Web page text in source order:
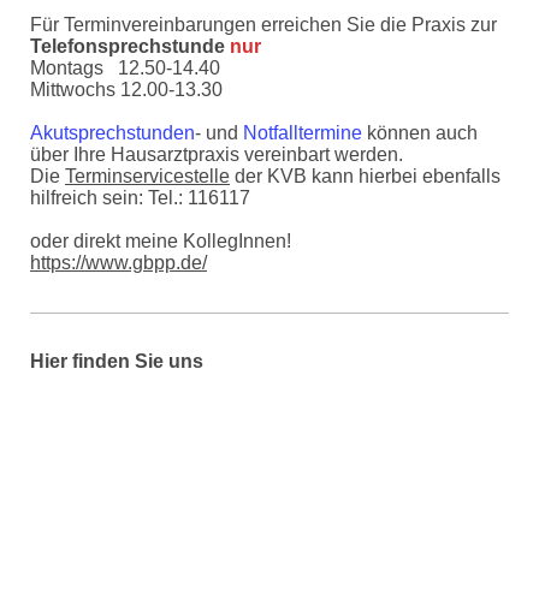
Für Terminvereinbarungen erreichen Sie die Praxis zur
Telefonsprechstunde nur
Montags 12.50-14.40
Mittwochs 12.00-13.30
Akutsprechstunden- und Notfalltermine können auch
über Ihre Hausarztpraxis vereinbart werden.
Die Terminservicestelle der KVB kann hierbei ebenfalls
hilfreich sein: Tel.: 116117
oder direkt meine KollegInnen!
https://www.gbpp.de/
Hier finden Sie uns